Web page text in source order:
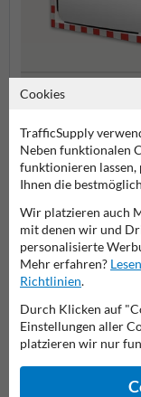
Verkehrsspiegel Edelstahl
Stellen Sie Ihre
Name*
Firmenname
Cookies
TrafficSupply
Neben funktionalen
funktionieren lassen,
Ihnen die
Wir platzieren auch
mit denen wir und
personalisierte
Mehr erfahren?
Richtlinien.
Durch Klicken auf
Einstellungen aller
platzieren wir nur